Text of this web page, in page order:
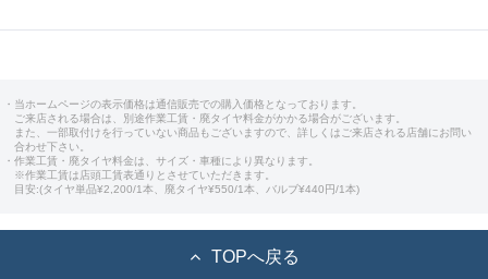
・当ホームページの表示価格は通信販売での購入価格となっております。
ご来店される場合は、別途作業工賃・廃タイヤ料金がかかる場合がございます。
また、一部取付けを行っていない商品もございますので、詳しくはご来店される店舗にお問い
合わせ下さい。
・作業工賃・廃タイヤ料金は、サイズ・車種により異なります。
※作業工賃は店頭工賃表通りとさせていただきます。
目安:(タイヤ単品¥2,200/1本、廃タイヤ¥550/1本、バルブ¥440円/1本)
TOPへ戻る